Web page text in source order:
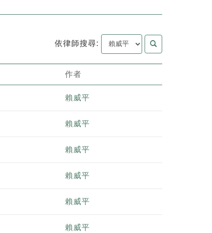
依律師搜尋:
作者
賴威平
賴威平
賴威平
賴威平
賴威平
賴威平